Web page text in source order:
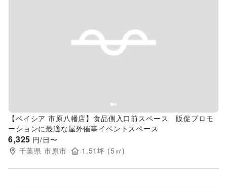
Previous slide
【ベイシア 市原八幡店】食品側入口前スペース 販促プロモ
ーションに最適な屋外催事イベントスペース
6,325 円/日〜
千葉県 市原市 1.51坪 (5 ㎡)